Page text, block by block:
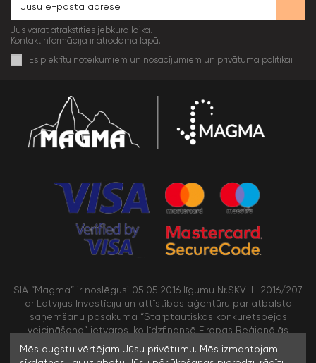
Jūs varat atrakstīties jebkurā laikā.
Kontaktinformācija ir atrodama lapā.
Es piekrītu noteikumiem un nosacījumiem un privātuma politikai
SIA “Magma” ir noslēgusi 05.05.2016 līgumu Nr.SKV-L-2016/207
ar Latvijas Investīciju un attīstības aģentūru par atbalsta
saņemšanu pasākuma “Starptautiskās konkurētspējas
veicināšana” ietvaros, ko līdzfinansē Eiropas Reģionālās
attīstības fonds
Mēs augstu vērtējam Jūsu privātumu. Mēs izmantojam